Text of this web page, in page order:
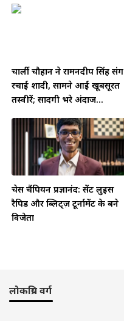
चार्ली चौहान ने रामनदीप सिंह संग
रचाई शादी, सामने आईं खूबसूरत
तस्वीरें; सादगी भरे अंदाज...
चेस चैंपियन प्रज्ञानंद: सेंट लुइस
रैपिड और ब्लिट्ज़ टूर्नामेंट के बने
विजेता
लोकप्रिय वर्ग